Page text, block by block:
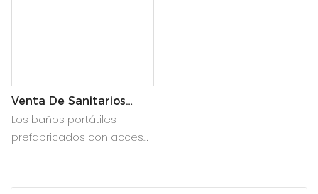
Venta De Sanitarios
Portátiles Prefabricados
Con Acceso Para
Los baños portátiles
prefabricados con acceso
saneamiento